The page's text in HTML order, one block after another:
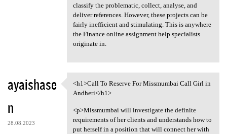
classify the problematic, collect, analyse, and
deliver references. However, these projects can be
fairly inefficient and stimulating. This is anywhere
the Finance online assignment help specialists
originate in.
ayaishase
n
28.08.2023
<h1>Call To Reserve For
<h1>Call To Reserve For Missmumbai Call Girl in
Andheri</h1>
<p>Missmumbai will investigate the definite
requirements of her clients and understands how to
put herself in a position that will connect her with